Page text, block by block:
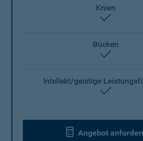
Knien
Bücken
Intellekt/geistige
Angebot